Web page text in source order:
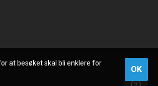
at besøket skal bli enklere for
OK